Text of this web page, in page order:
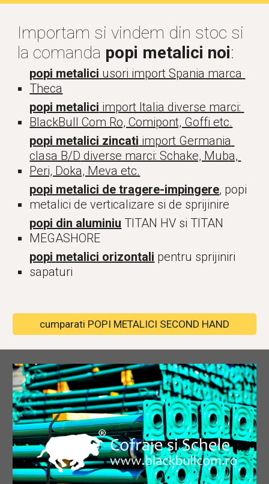
Importam si vindem din stoc si
la comanda popi metalici noi:
popi metalici usori import Spania marca
Theca
popi metalici import Italia diverse marci:
BlackBull Com Ro, Comipont, Goffi etc.
popi metalici zincati import Germania
clasa B/D diverse marci: Schake, Muba,
Peri, Doka, Meva etc.
popi metalici de tragere-impingere, popi
metalici de verticalizare si de sprijinire
popi din aluminiu TITAN HV si TITAN
MEGASHORE
popi metalici orizontali pentru sprijiniri
sapaturi
cumparati POPI METALICI SECOND HAND